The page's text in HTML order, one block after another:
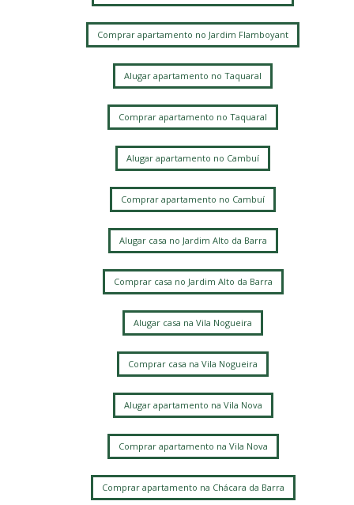
Comprar apartamento no Jardim Flamboyant
Alugar apartamento no Taquaral
Comprar apartamento no Taquaral
Alugar apartamento no Cambuí
Comprar apartamento no Cambuí
Alugar casa no Jardim Alto da Barra
Comprar casa no Jardim Alto da Barra
Alugar casa na Vila Nogueira
Comprar casa na Vila Nogueira
Alugar apartamento na Vila Nova
Comprar apartamento na Vila Nova
Comprar apartamento na Chácara da Barra